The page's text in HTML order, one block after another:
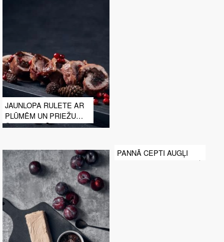
JAUNLOPA RULETE AR
PLŪMĒM UN PRIEŽU
ČIEKURU MĒRCI
PANNĀ CEPTI AUGĻI